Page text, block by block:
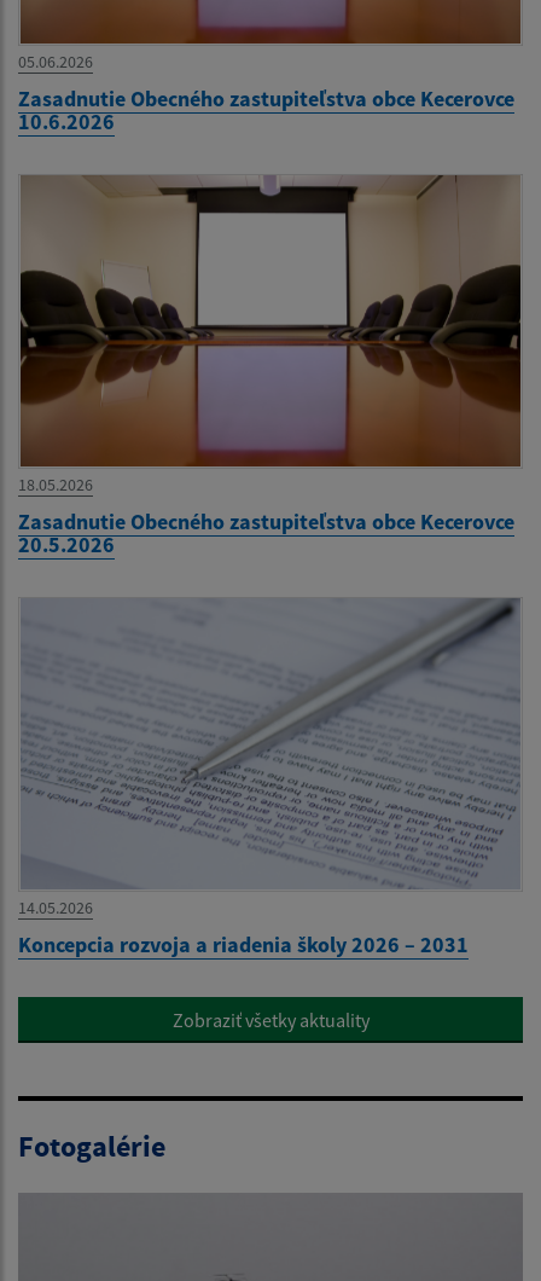
05.06.2026
Zasadnutie Obecného zastupiteľstva obce Kecerovce
10.6.2026
18.05.2026
Zasadnutie Obecného zastupiteľstva obce Kecerovce
20.5.2026
14.05.2026
Koncepcia rozvoja a riadenia školy 2026 – 2031
Zobraziť všetky aktuality
Fotogalérie